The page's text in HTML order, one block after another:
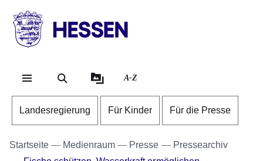
HESSEN
Landesregierung
A-Z
Landesregierung Für Kinder Für die Presse
Startseite Medienraum Presse
Pressearchiv